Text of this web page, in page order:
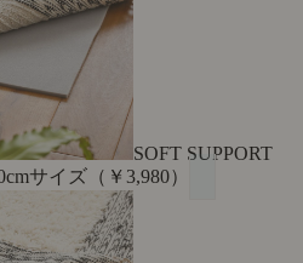
SOFT SUPPORT
サイズ（￥3,980）